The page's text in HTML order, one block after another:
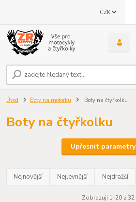
CZK
Úvod Boty na motorku Boty na čtyřkolku
Boty na čtyřkolku
Upřesnit parametry
Nejnovější Nejlevnější Nejdražší
Zobrazuji 1-20 z 32